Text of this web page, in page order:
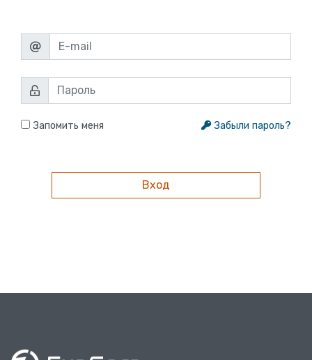
Запомить меня Забыли пароль?